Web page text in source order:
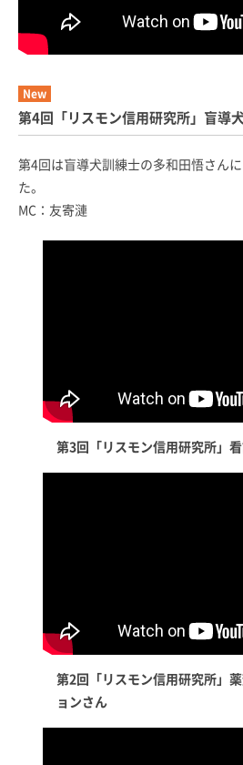
New
第4回「リスモン信用研究所」盲導
第4回は盲導犬訓練士の多和田悟さん
た。
MC：友寄漣
第3回「リスモン信用研究所」
第2回「リスモン信用研究所」
ョンさん